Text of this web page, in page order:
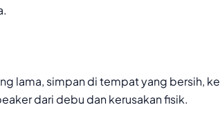
lama, simpan di tempat yang bersih,
dari debu dan kerusakan fisik.